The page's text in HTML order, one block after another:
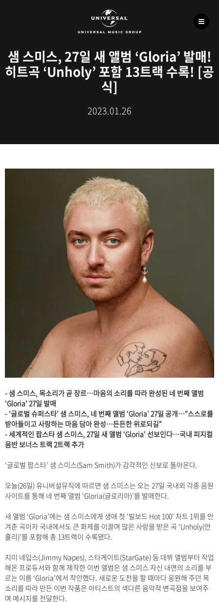
샘 스미스, 27일 새 앨범 ‘Gloria’ 발매!
히트곡 ‘Unholy’ 포함 13트랙 수록! [공
식]
2023.01.26
- 샘 스미스, 목소리가 곧 장르…마음의 소리를 따라 완성된 네 번째 앨범
‘Gloria’ 27일 발매
- ‘글로벌 슈퍼스타’ 샘 스미스, 네 번째 앨범 ‘Gloria’ 27일 공개…”스스로를
받아들이고 사랑하는 마음 담아 완성…든든한 위로되길”
- 세계적인 팝스타 샘 스미스, 27일 새 앨범 ‘Gloria’ 선보인다…국내 피지컬
음반 보너스 트랙 2트랙 추가
‘글로벌 팝스타’ 샘 스미스(Sam Smith)가 감각적인 신보로 돌아온다.
오늘(26일) 유니버설뮤직에 따르면 샘 스미스는 오는 27일 국내외 각종 음원
사이트를 통해 네 번째 앨범 ‘Gloria(글로리아)’를 발매한다.
새 앨범 ‘Gloria’에는 샘 스미스에게 생애 첫 ‘빌보드 Hot 100’ 차트 1위를 안
겨준 곡이자 국내에서도 큰 화제를 이끌며 많은 사랑을 받은 곡 ‘Unholy(언
홀리)’를 포함해 총 13트랙이 수록됐다.
지미 네입스(Jimmy Napes), 스타게이트(StarGate) 등 데뷔 앨범부터 작업
해온 프로듀서와 함께 제작한 이번 앨범은 샘 스미스 자신 내면의 소리를 부
르는 이름 ‘Gloria’에서 착안했다. 새로운 도전을 할 때마다 응원해 주던 목
소리를 따라 만든 이번 작품은 아티스트의 색다른 음악적 변곡점을 보여주
며 메시지를 전달한다.